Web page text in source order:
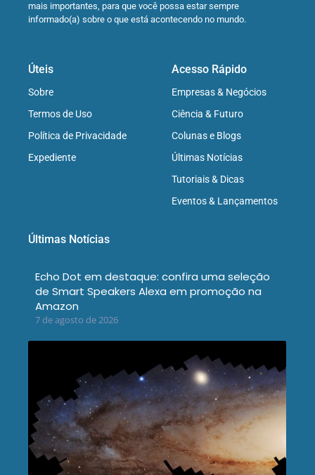
mais importantes, para que você possa estar sempre
informado(a) sobre o que está acontecendo no mundo.
Úteis
Sobre
Termos de Uso
Política de Privacidade
Expediente
Acesso Rápido
Empresas & Negócios
Ciência & Futuro
Colunas e Blogs
Últimas Notícias
Tutoriais & Dicas
Eventos & Lançamentos
Últimas Notícias
Echo Dot em destaque: confira uma seleção
de Smart Speakers Alexa em promoção na
Amazon
7 de agosto de 2026